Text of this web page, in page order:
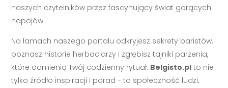
naszych czytelników przez fascynujący świat gorących
napojów.
Na łamach naszego portalu odkryjesz sekrety baristów,
poznasz historie herbaciarzy i zgłębisz tajniki parzenia,
które odmienią Twój codzienny rytuał. Belgisto.pl to nie
tylko źródło inspiracji i porad - to społeczność ludzi,